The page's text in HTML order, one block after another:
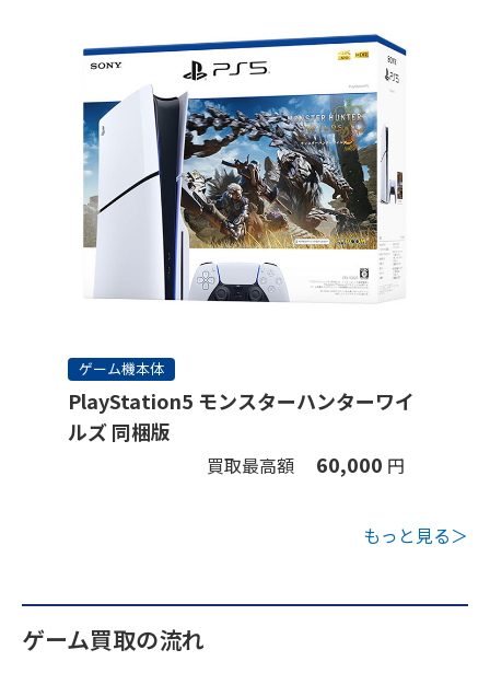
ゲーム機本体
PlayStation5 モンスターハンターワイ
ルズ 同梱版
買取最高額 60,000 円
もっと見る＞
ゲーム買取の流れ